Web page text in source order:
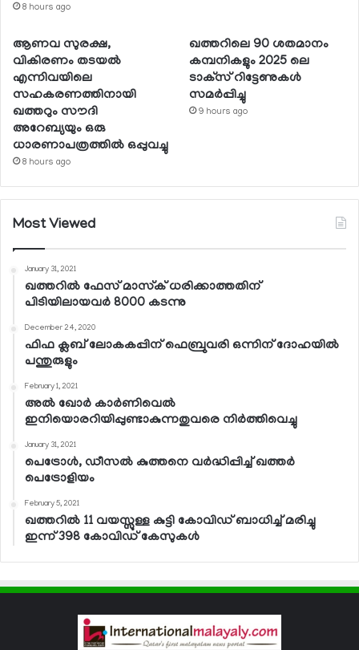
8 hours ago
ആണവ സുരക്ഷ,
വികിരണം തടയല്‍
എന്നിവയിലെ
സഹകരണത്തിനായി
ഖത്തറും സൗദി
അറേബ്യയും ഒരു
ധാരണാപത്രത്തില്‍ ഒപ്പുവച്ചു
8 hours ago
ഖത്തറിലെ 90 ശതമാനം
കമ്പനികളും 2025 ലെ
ടാക്‌സ് റിട്ടേണുകള്‍
സമര്‍പ്പിച്ചു
9 hours ago
Most Viewed
January 31, 2021
ഖത്തറില്‍ ഫേസ് മാസ്‌ക് ധരിക്കാത്തതിന്
പിടിയിലായവര്‍ 8000 കടന്നു
December 24, 2020
ഫിഫ ക്ലബ് ലോകകപ്പിന് ഫെബ്രുവരി ഒന്നിന് ദോഹയില്‍
പന്തുരുളും
February 1, 2021
അല്‍ ഖോര്‍ കാര്‍ണിവെല്‍
ഇനിയൊരറിയിപ്പുണ്ടാകുന്നതുവരെ നിര്‍ത്തിവെച്ചു
January 31, 2021
പെട്രോള്‍, ഡീസല്‍ കുത്തനെ വര്‍ദ്ധിപ്പിച്ച് ഖത്തര്‍
പെട്രോളിയം
February 5, 2021
ഖത്തറില്‍ 11 വയസ്സുള്ള കുട്ടി കോവിഡ് ബാധിച്ച് മരിച്ചു
ഇന്ന് 398 കോവിഡ് കേസുകള്‍